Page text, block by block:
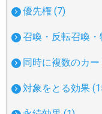
優先権 (7)
召喚・反転召喚
同時に複数のカ
対象をとる効果